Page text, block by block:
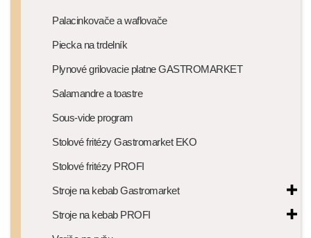
Palacinkovače a waflovače
Piecka na trdelník
Plynové grilovacie platne GASTROMARKET
Salamandre a toastre
Sous-vide program
Stolové fritézy Gastromarket EKO
Stolové fritézy PROFI
Stroje na kebab Gastromarket
Stroje na kebab PROFI